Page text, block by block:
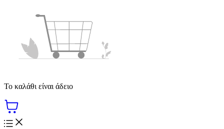
Το καλάθι είναι άδειο